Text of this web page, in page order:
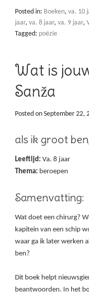
Posted in: Boeken, va. 10
jaar, va. 8 jaar, va. 9 jaar,
Tagged: poëzie
Wat is
Sanža
Posted on September 22,
als ik groot
Leeftijd: Va. 8 jaar
Thema: beroepen
Samenvatting:
Wat doet een chirurg?
kapitein van een schip
waar ga ik later werken
ben?
Dit boek helpt
beantwoorden. In het